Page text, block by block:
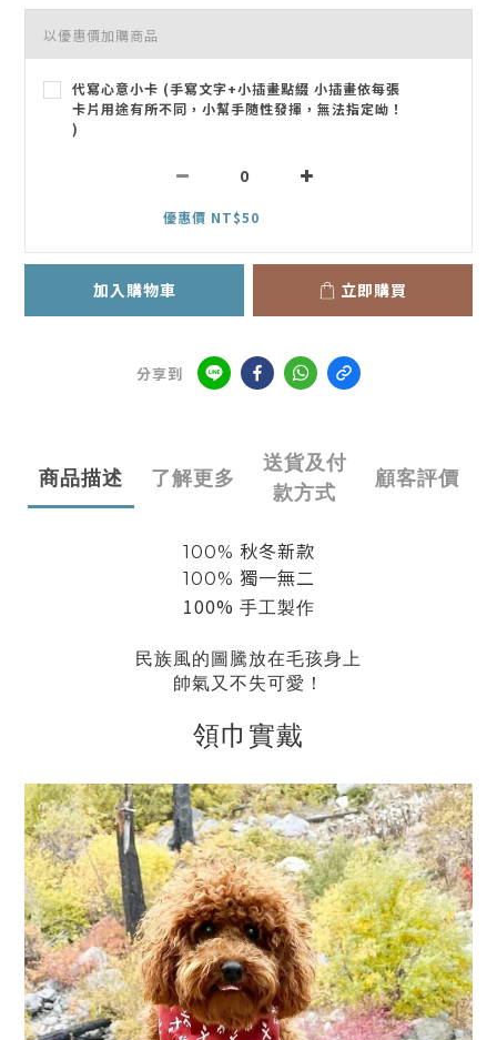
以優惠價加購商品
代寫心意小卡 (手寫文字+小插畫點綴 小插畫依每張
卡片用途有所不同，小幫手隨性發揮，無法指定呦！
)
優惠價 NT$50
加入購物車 立即購買
分享到
商品描述 了解更多
送貨及付
款方式
顧客評價
100% 秋冬新款
100% 獨一無二
100% 手工製作
民族風的圖騰放在毛孩身上
帥氣又不失可愛！
領巾實戴